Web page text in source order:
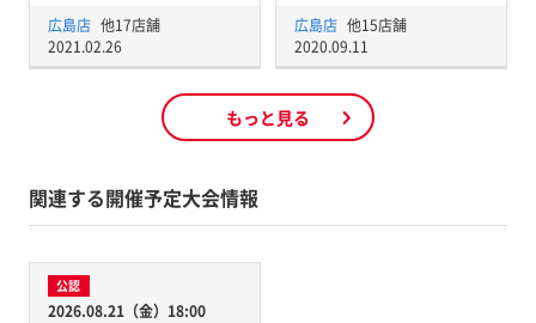
広島店 他17店舗
2021.02.26
広島店 他15店舗
2020.09.11
もっと見る
関連する開催予定大会情報
公認
2026.08.21（金）18:00